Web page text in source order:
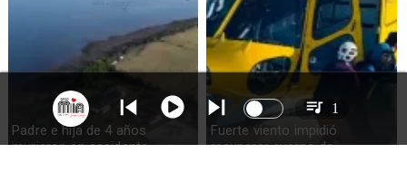
Padre e hija de 4 años
murieron en accidente
Fuerte viento impidió
recuperar cuerpo de
1